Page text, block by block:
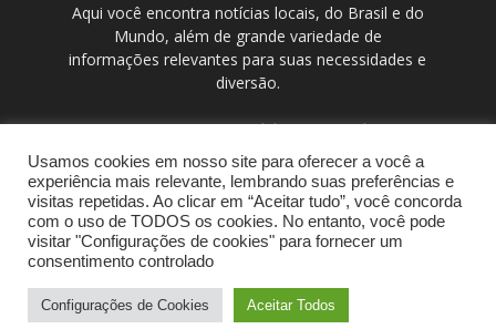
Aqui você encontra notícias locais, do Brasil e do
Mundo, além de grande variedade de
informações relevantes para suas necessidades e
diversão.
Contato:contato@odebateon.com.br /
comercia@odebateon.com.br
Usamos cookies em nosso site para oferecer a você a
experiência mais relevante, lembrando suas preferências e
visitas repetidas. Ao clicar em “Aceitar tudo”, você concorda
com o uso de TODOS os cookies. No entanto, você pode
visitar "Configurações de cookies" para fornecer um
consentimento controlado
Configurações de Cookies Aceitar Todos